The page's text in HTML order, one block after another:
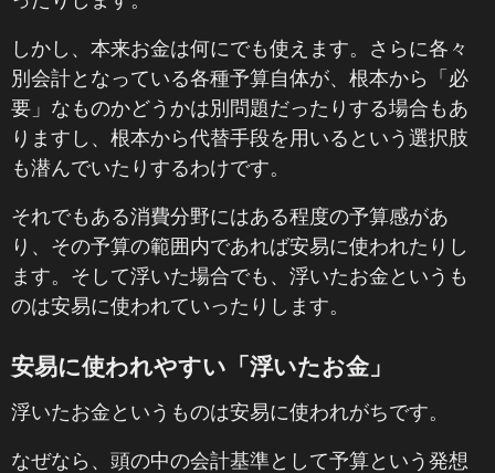
しかし、本来お金は何にでも使えます。さらに各々
別会計となっている各種予算自体が、根本から「必
要」なものかどうかは別問題だったりする場合もあ
りますし、根本から代替手段を用いるという選択肢
も潜んでいたりするわけです。
それでもある消費分野にはある程度の予算感があ
り、その予算の範囲内であれば安易に使われたりし
ます。そして浮いた場合でも、浮いたお金というも
のは安易に使われていったりします。
安易に使われやすい「浮いたお金」
浮いたお金というものは安易に使われがちです。
なぜなら、頭の中の会計基準として予算という発想